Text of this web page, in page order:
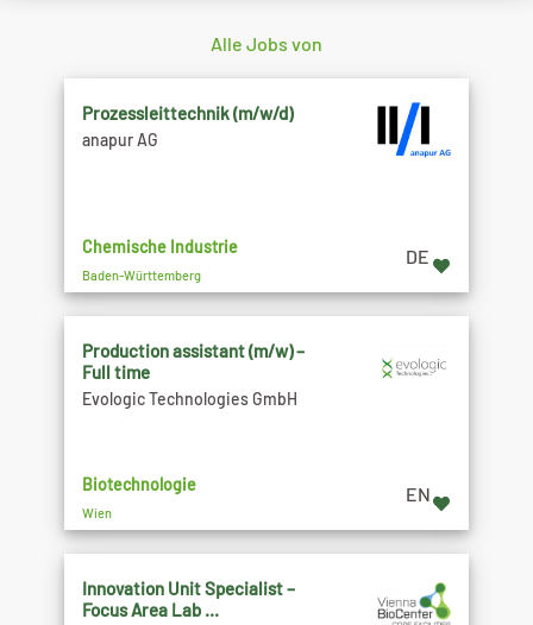
Alle Jobs von
Prozessleittechnik (m/w/d)
anapur AG
Chemische Industrie
Baden-Württemberg
DE
Production assistant (m/w) –
Full time
Evologic Technologies GmbH
Biotechnologie
Wien
EN
Innovation Unit Specialist –
Focus Area Lab ...